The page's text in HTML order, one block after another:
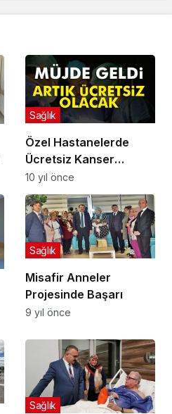
Özel Hastanelerde
Ücretsiz Kanser
Ameliyatı
Sağlık
10 yıl önce
Misafir Anneler
Projesinde Başarı
Sağlık
9 yıl önce
Sağlık